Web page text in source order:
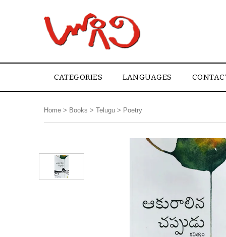
CATEGORIES LANGUAGES
Home > Books > Telugu > Poetry